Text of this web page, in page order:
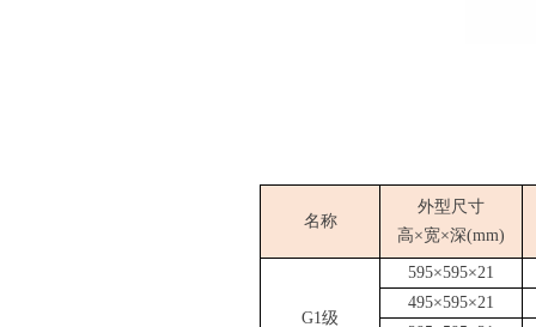
名称
外型尺寸
高×宽×深(mm)
G1级
595×595×21
495×595×21